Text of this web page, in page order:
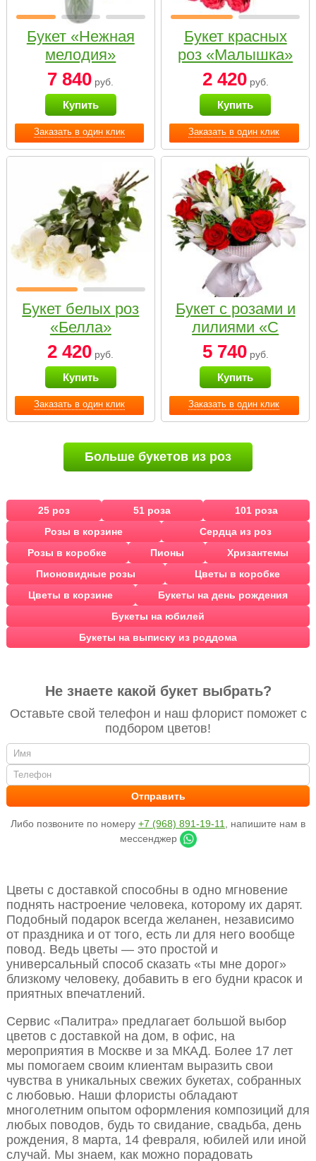
Заказать в один клик
Букет «Нежная
мелодия»
7 840 руб.
Купить
Заказать в один клик
Букет красных
роз «Малышка»
2 420руб.
Купить
Заказать в один клик
Букет белых роз
«Белла»
2 420 руб.
Купить
Заказать в один клик
Букет с розами и
лилиями «С
наилучшими
пожеланиями»
5 740руб.
Купить
Больше букетов из роз
25 роз 51 роза
101 роза
Розы в корзине
Сердца из роз
Розы в коробке
Пионы
Хризантемы
Пионовидные розы
Цветы в коробке
Цветы в корзине
Букеты на день рождения
Букеты на юбилей
Букеты на выписку из роддома
Не знаете какой букет выбрать?
Оставьте свой телефон и наш флорист поможет с
подбором цветов!
Либо позвоните по номеру +7 (968) 891-19-11
, напишите нам в
мессенджер
Цветы с доставкой способны в одно мгновение
поднять настроение человека, которому их дарят.
Подобный подарок всегда желанен, независимо
от праздника и от того, есть ли для него вообще
повод. Ведь цветы — это простой и
универсальный способ сказать «ты мне дорог»
близкому человеку, добавить в его будни красок и
приятных впечатлений.
Сервис «Палитра» предлагает большой выбор
цветов с доставкой на дом, в офис, на
мероприятия в Москве и за МКАД. Более 17 лет
мы помогаем своим клиентам выразить свои
чувства в уникальных свежих букетах, собранных
с любовью. Наши флористы обладают
многолетним опытом оформления композиций для
любых поводов, будь то свидание, свадьба, день
рождения, 8 марта, 14 февраля, юбилей или иной
случай. Мы знаем, как можно порадовать